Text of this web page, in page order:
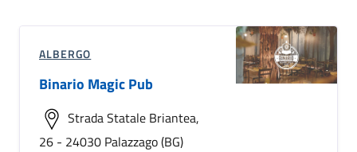
ALBERGO
Binario Magic Pub
Strada Statale Briantea,
26 - 24030 Palazzago (BG)